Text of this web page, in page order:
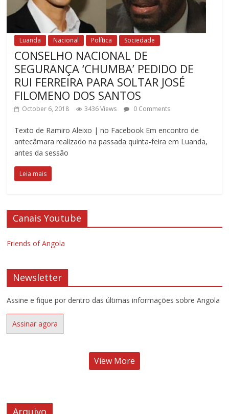
Luanda Nacional Política Sociedade
CONSELHO NACIONAL DE
SEGURANÇA ‘CHUMBA’ PEDIDO DE
RUI FERREIRA PARA SOLTAR JOSÉ
FILOMENO DOS SANTOS
October 6, 2018 3436 Views 0 Comments
Texto de Ramiro Aleixo | no Facebook Em encontro de
antecâmara realizado na passada quinta-feira em Luanda,
antes da sessão
Leia mais
Canais Youtube
Friends of Angola
Newsletter
Assine e fique por dentro das últimas informações sobre Angola
Assinar agora
View More
Arquivo